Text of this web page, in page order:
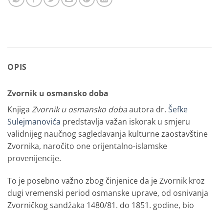
OPIS
Zvornik u osmansko doba
Knjiga Zvornik u osmansko dobaautora dr. Šefke
Sulejmanovića predstavlja važan iskorak u smjeru
validnijeg naučnog sagledavanja kulturne zaostavštine
Zvornika, naročito one orijentalno-islamske
provenijencije.
To je posebno važno zbog činjenice da je Zvornik kroz
dugi vremenski period osmanske uprave, od osnivanja
Zvorničkog sandžaka 1480/81. do 1851. godine, bio